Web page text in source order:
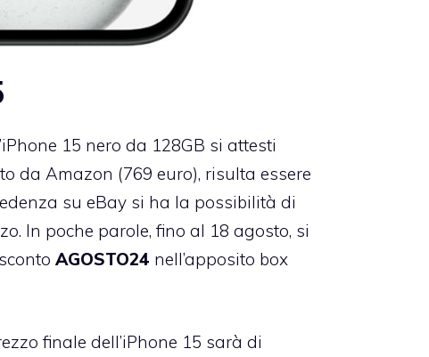
15 nero da 128GB si attesti
da Amazon (769 euro), risulta essere
su eBay si ha la possibilità di
In poche parole, fino al 18 agosto, si
AGOSTO24 nell’apposito box
finale dell’iPhone 15 sarà di